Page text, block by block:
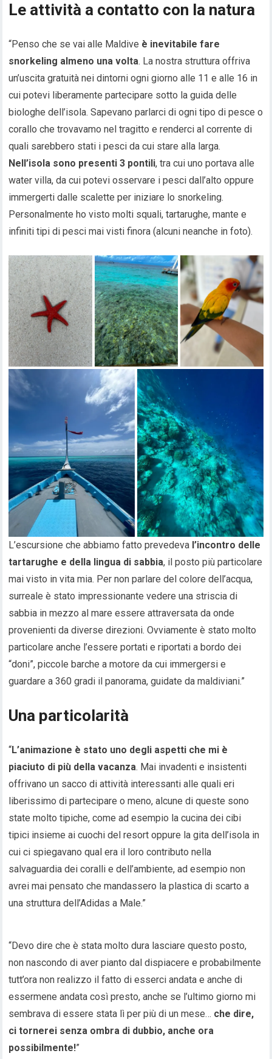
Le attività a contatto con la natura
“Penso che se vai alle Maldive è inevitabile fare
snorkeling almeno una volta. La nostra struttura offriva
un’uscita gratuità nei dintorni ogni giorno alle 11 e alle 16 in
cui potevi liberamente partecipare sotto la guida delle
biologhe dell’isola. Sapevano parlarci di ogni tipo di pesce o
corallo che trovavamo nel tragitto e renderci al corrente di
quali sarebbero stati i pesci da cui stare alla larga.
Nell’isola sono presenti 3 pontili, tra cui uno portava alle
water villa, da cui potevi osservare i pesci dall’alto oppure
immergerti dalle scalette per iniziare lo snorkeling.
Personalmente ho visto molti squali, tartarughe, mante e
infiniti tipi di pesci mai visti finora (alcuni neanche in foto).
L’escursione che abbiamo fatto prevedeva l’incontro delle
tartarughe e della lingua di sabbia, il posto più particolare
mai visto in vita mia. Per non parlare del colore dell’acqua,
surreale è stato impressionante vedere una striscia di
sabbia in mezzo al mare essere attraversata da onde
provenienti da diverse direzioni. Ovviamente è stato molto
particolare anche l’essere portati e riportati a bordo dei
“doni”, piccole barche a motore da cui immergersi e
guardare a 360 gradi il panorama, guidate da maldiviani.”
Una particolarità
“L’animazione è stato uno degli aspetti che mi è
piaciuto di più della vacanza. Mai invadenti e insistenti
offrivano un sacco di attività interessanti alle quali eri
liberissimo di partecipare o meno, alcune di queste sono
state molto tipiche, come ad esempio la cucina dei cibi
tipici insieme ai cuochi del resort oppure la gita dell’isola in
cui ci spiegavano qual era il loro contributo nella
salvaguardia dei coralli e dell’ambiente, ad esempio non
avrei mai pensato che mandassero la plastica di scarto a
una struttura dell’Adidas a Male.”
“Devo dire che è stata molto dura lasciare questo posto,
non nascondo di aver pianto dal dispiacere e probabilmente
tutt’ora non realizzo il fatto di esserci andata e anche di
essermene andata così presto, anche se l’ultimo giorno mi
sembrava di essere stata lì per più di un mese… che dire,
ci tornerei senza ombra di dubbio, anche ora
possibilmente!”